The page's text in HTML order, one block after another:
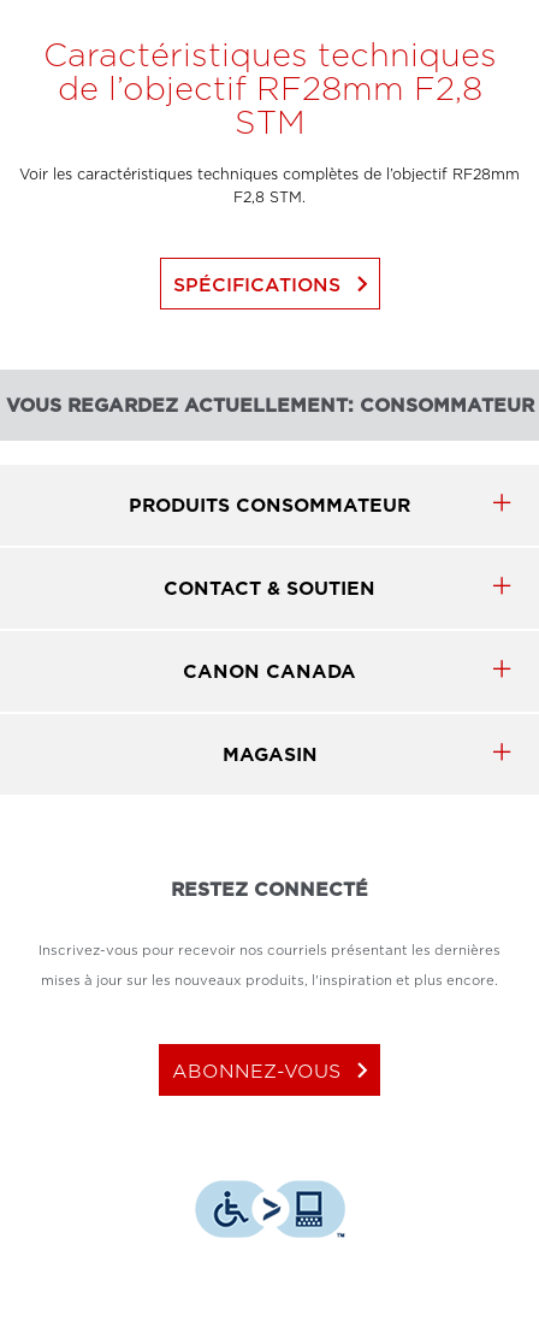
Caractéristiques techniques
de l’objectif RF28mm F2,8
STM
Voir les caractéristiques techniques complètes de l’objectif RF28mm
F2,8 STM.
SPÉCIFICATIONS keyboard_arrow_right
VOUS REGARDEZ ACTUELLEMENT: CONSOMMATEUR
PRODUITS CONSOMMATEUR
CONTACT & SOUTIEN
CANON CANADA
MAGASIN
RESTEZ CONNECTÉ
Inscrivez-vous pour recevoir nos courriels présentant les dernières
mises à jour sur les nouveaux produits, l'inspiration et plus encore.
ABONNEZ-VOUS keyboard_arrow_right